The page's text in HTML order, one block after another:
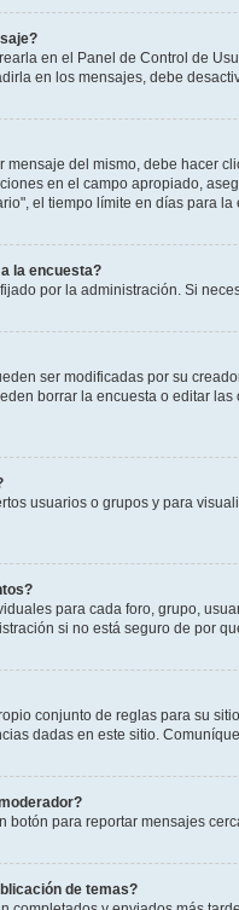
en el Panel de Control de
en los mensajes, debe
del mismo, debe hacer
en el campo apropiado,
el tiempo límite en días para
la encuesta?
por la administración. Si
ser modificadas por su
borrar la encuesta o editar
usuarios o grupos y para
para cada foro, grupo,
si no está seguro de por
conjunto de reglas para su
dadas en este sitio.
botón para reportar mensajes
de temas?